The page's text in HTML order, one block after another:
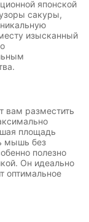
японской
сакуры,
изысканный
вам разместить
площадь
мышь без
полезно
Он идеально
оптимальное